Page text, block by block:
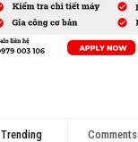
Trending Comments